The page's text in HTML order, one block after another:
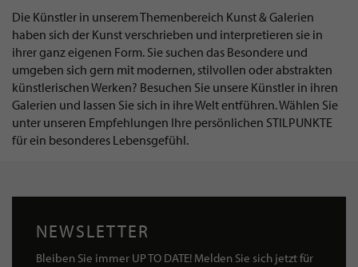
Die Künstler in unserem Themenbereich Kunst & Galerien
haben sich der Kunst verschrieben und interpretieren sie in
ihrer ganz eigenen Form. Sie suchen das Besondere und
umgeben sich gern mit modernen, stilvollen oder abstrakten
künstlerischen Werken? Besuchen Sie unsere Künstler in ihren
Galerien und lassen Sie sich in ihre Welt entführen. Wählen Sie
unter unseren Empfehlungen Ihre persönlichen STILPUNKTE
für ein besonderes Lebensgefühl.
NEWSLETTER
Bleiben Sie immer UP TO DATE! Melden Sie sich jetzt für